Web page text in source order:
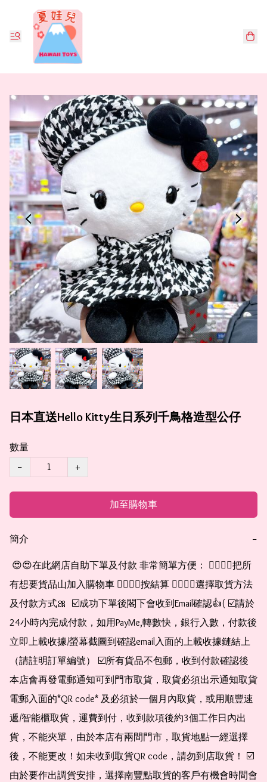
日本直送Hello Kitty生日系列千鳥格造型公仔
數量
−
+
加至購物車
簡介 −
有想要貨品山加入購物車 👉🏻👉🏻按結算 👉🏻👉🏻選擇取貨方法
及付款方式🎀  ☑️成功下單後閣下會收到Email確認👍( ☑️請於
24小時內完成付款，如用PayMe,轉數快，銀行入數，付款後
立即上載收據/螢幕截圖到確認email入面的上載收據鏈結上
（請註明訂單編號） ☑️所有貨品不包郵，收到付款確認後
本店會再發電郵通知可到門市取貨，取貨必須出示通知取貨
電郵入面的*QR code* 及必須於一個月內取貨，或用順豐速
遞/智能櫃取貨，運費到付，收到款項後約3個工作日內出
貨，不能夾單，由於本店有兩間門市，取貨地點一經選擇
後，不能更改！如未收到取貨QR code，請勿到店取貨！ ☑️
由於要作出調貨安排，選擇南豐點取貨的客戶有機會時間會